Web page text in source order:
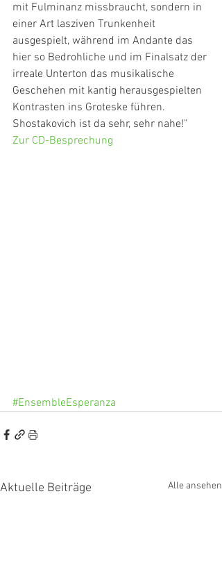
mit Fulminanz missbraucht, sondern in
einer Art lasziven Trunkenheit
ausgespielt, während im Andante das
hier so Bedrohliche und im Finalsatz der
irreale Unterton das musikalische
Geschehen mit kantig herausgespielten
Kontrasten ins Groteske führen.
Shostakovich ist da sehr, sehr nahe!"
Zur CD-Besprechung
#EnsembleEsperanza
Aktuelle Beiträge Alle ansehen